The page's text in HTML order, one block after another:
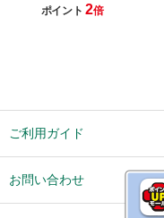
ポイント2倍
ご利用ガイド
お問い合わせ